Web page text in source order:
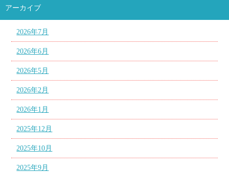
アーカイブ
2026年7月
2026年6月
2026年5月
2026年2月
2026年1月
2025年12月
2025年10月
2025年9月